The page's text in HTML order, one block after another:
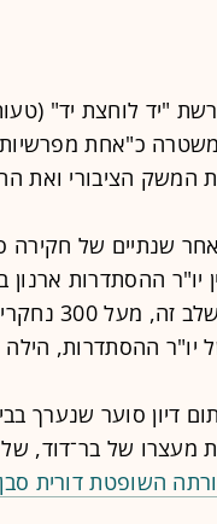
"יד לוחצת יד"
כ"אחת מפרשיות
המשק הציבורי ואת
שנתיים של חקירה
יו"ר ההסתדרות ארנון
לשלב
יו"ר ההסתדרות, הילה
דיון סוער שנערך
מעצרו של בר־דוד, של
השופטת דורית